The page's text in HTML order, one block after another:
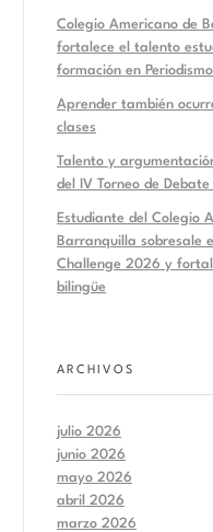
Colegio Americano de
fortalece el talento
formación en
Aprender también
clases
Talento y
del IV Torneo de
Estudiante del Colegio
Barranquilla sobresale
Challenge 2026 y
bilingüe
ARCHIVOS
julio 2026
junio 2026
mayo 2026
abril 2026
marzo 2026